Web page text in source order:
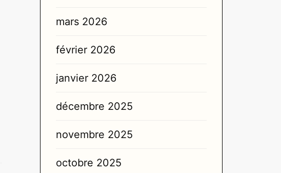
mars 2026
février 2026
janvier 2026
décembre 2025
novembre 2025
octobre 2025